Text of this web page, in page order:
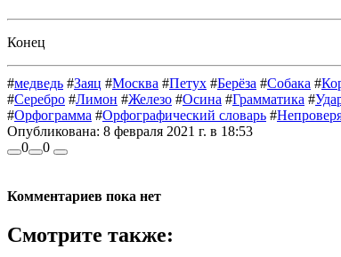
Конец
#медведь #Заяц #Москва #Петух #Берёза #Собака #
#Серебро #Лимон #Железо #Осина #Грамматика #
#Орфограмма #Орфографический словарь #
Опубликована: 8 февраля 2021 г. в 18:53
0
0
Комментариев пока нет
Смотрите также: